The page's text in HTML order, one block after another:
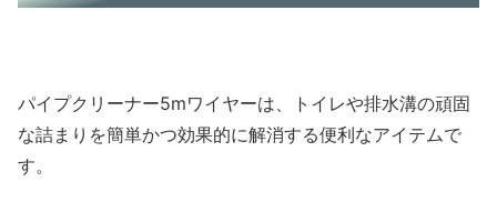
パイプクリーナー5mワイヤーは、トイレや排水溝の頑固
な詰まりを簡単かつ効果的に解消する便利なアイテムで
す。